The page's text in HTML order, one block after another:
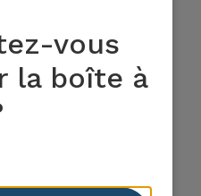
vous
la boîte à